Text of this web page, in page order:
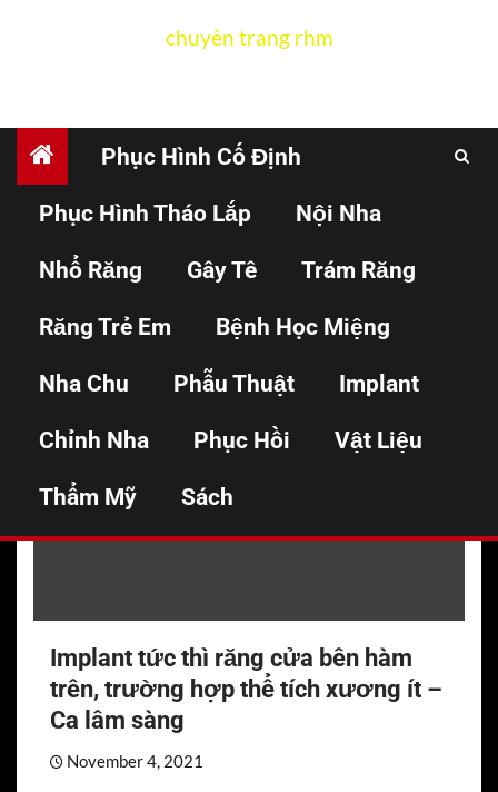
chuyên trang rhm
Phục Hình Cố Định
Phục Hình Tháo Lắp Nội Nha
Nhổ Răng Gây Tê Trám Răng
Răng Trẻ Em Bệnh Học Miệng
Nha Chu Phẫu Thuật Implant
Chỉnh Nha Phục Hồi Vật Liệu
Thẩm Mỹ Sách
Implant
PHẪU THUẬT
Implant tức thì răng cửa bên hàm
trên, trường hợp thể tích xương ít –
Ca lâm sàng
November 4, 2021